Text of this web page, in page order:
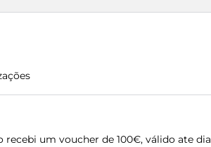
um voucher de 100€, válido ate dia